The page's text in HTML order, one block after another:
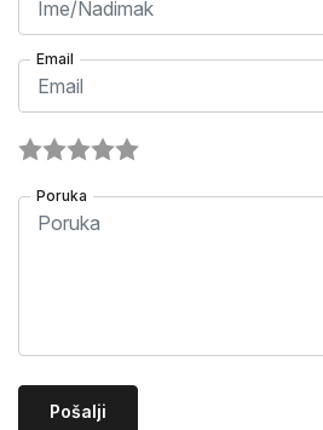
Email
Poruka
Pošalji